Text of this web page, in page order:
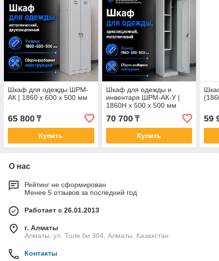
Шкаф для одежды ШРМ-
АК | 1860 х 600 х 500 мм
65 800 ₸
Купить
Шкаф для одежды и
инвентаря ШРМ-АК-У |
1860H х 500 х 500 мм
70 700₸
Купить
59
О нас
Рейтинг не сформирован
Менее 5 отзывов за последний год
Работает с 26.01.2013
г. Алматы
Алматы, ул. Толе би 304, Алматы, Казахстан
Контакты